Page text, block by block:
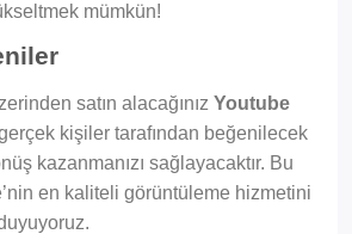
mümkün!
satın alacağınız Youtube
kişiler tarafından beğenilecek
kazanmanızı sağlayacaktır. Bu
en kaliteli görüntüleme hizmetini